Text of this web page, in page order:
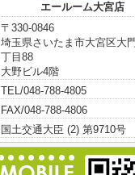
エールーム大宮店
〒330-0846
埼玉県さいたま市大宮区大
丁目88
大野ビル4階
TEL/048-788-4805
FAX/048-788-4806
国土交通大臣 (2) 第9710号